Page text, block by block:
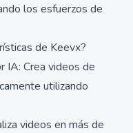
los esfuerzos de
de Keevx?
IA: Crea videos de
utilizando
videos en más de